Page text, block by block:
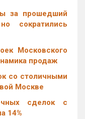
за прошедший
сократились
Московского
продаж
со столичными
Москве
сделок с
14%